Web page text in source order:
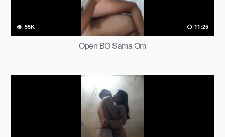
55K 11:25
Open BO Sama Om